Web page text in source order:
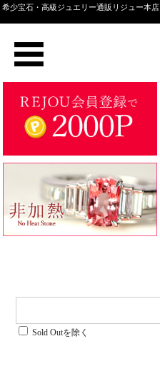
希少宝石・高級ジュエリー通販リジュー本店
Sold Outを除く